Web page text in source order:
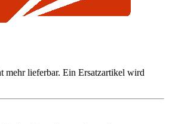
mehr lieferbar. Ein Ersatzartikel wird